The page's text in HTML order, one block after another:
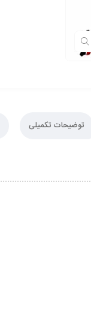
توضیحات تکمیلی